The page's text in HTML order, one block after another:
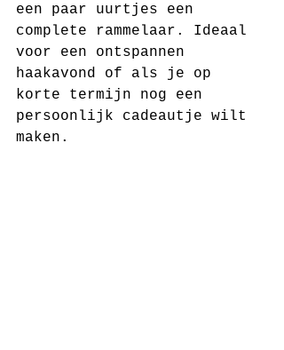
een paar uurtjes een
complete rammelaar. Ideaal
voor een ontspannen
haakavond of als je op
korte termijn nog een
persoonlijk cadeautje wilt
maken.